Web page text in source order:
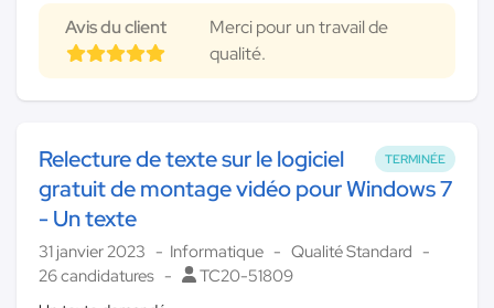
Avis du client
Merci pour un travail de
qualité.
TERMINÉE
Relecture de texte sur le logiciel
gratuit de montage vidéo pour Windows 7
- Un texte
31 janvier 2023 Informatique
Qualité Standard
26 candidatures
TC20-51809